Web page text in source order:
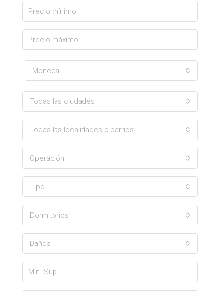
Moneda
Todas las ciudades
Todas las localidades o barrios
Operación
Tipo
Dormitorios
Baños